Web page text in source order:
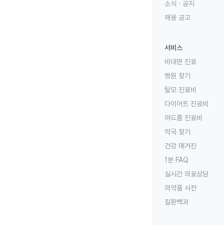
소식 · 공지
채용 공고
서비스
비대면 진료
병원 찾기
탈모 진료비
다이어트 진료비
여드름 진료비
약국 찾기
건강 매거진
1분 FAQ
실시간 의료상담
의약품 사전
질환백과